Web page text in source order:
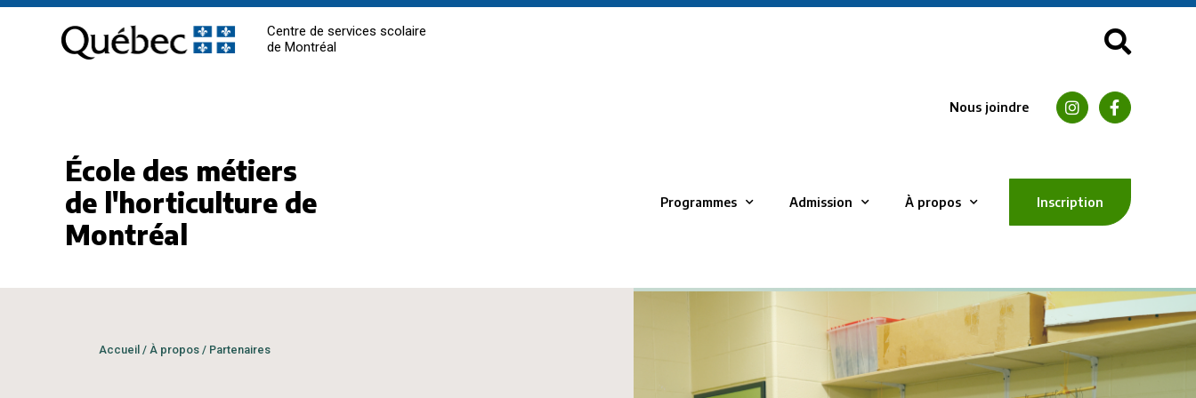
Centre de services scolaire
de Montréal
Nous joindre
École des métiers
de l'horticulture de
Montréal
Programmes Admission À propos Inscription
Accueil/ À propos/ Partenaires